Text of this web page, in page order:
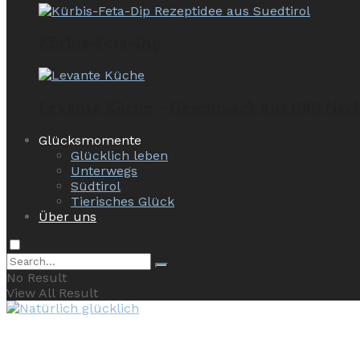
Glücksmomente
Glücklich leben
Unterwegs
Südtirol
Tierisches Glück
Über uns
No Result
View All Result